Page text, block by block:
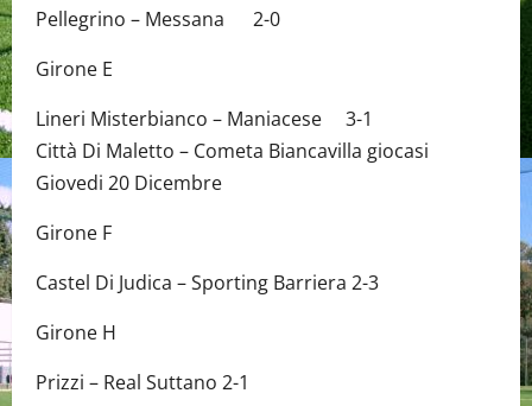
Pellegrino – Messana 2-0
Girone E
Lineri Misterbianco – Maniacese 3-1
Città Di Maletto – Cometa Biancavilla giocasi
Giovedi 20 Dicembre
Girone F
Castel Di Judica – Sporting Barriera 2-3
Girone H
Prizzi – Real Suttano 2-1